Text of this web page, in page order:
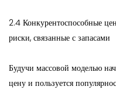
2.4 Конкурентоспособные
риски, связанные с запасами
Будучи массовой моделью
цену и пользуется